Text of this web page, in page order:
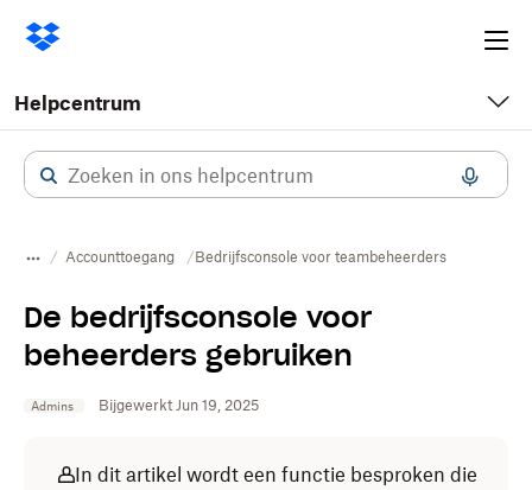
Helpcentrum
Accounttoegang Bedrijfsconsole voor teambeheerders
De bedrijfsconsole voor
beheerders gebruiken
Admins Bijgewerkt Jun 19, 2025
In dit artikel wordt een functie besproken die